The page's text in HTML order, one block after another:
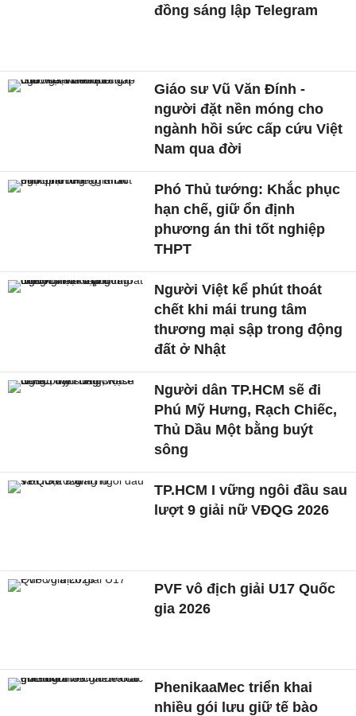
đồng sáng lập Telegram
Giáo sư Vũ Văn Đính -
người đặt nền móng cho
ngành hồi sức cấp cứu Việt
Nam qua đời
Phó Thủ tướng: Khắc phục
hạn chế, giữ ổn định
phương án thi tốt nghiệp
THPT
Người Việt kể phút thoát
chết khi mái trung tâm
thương mại sập trong động
đất ở Nhật
Người dân TP.HCM sẽ đi
Phú Mỹ Hưng, Rạch Chiếc,
Thủ Dầu Một bằng buýt
sông
TP.HCM I vững ngôi đầu sau
lượt 9 giải nữ VĐQG 2026
PVF vô địch giải U17 Quốc
gia 2026
PhenikaaMec triển khai
nhiều gói lưu giữ tế bào